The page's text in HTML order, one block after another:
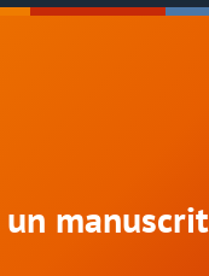
manuscrit